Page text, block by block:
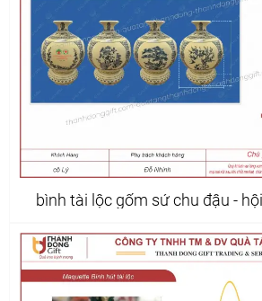
bình tài lộc gốm sứ chu đậu -